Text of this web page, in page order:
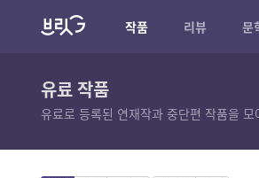
작품 리뷰 문
유료 작품
유료로 등록된 연재작과 중단편 작품을 모